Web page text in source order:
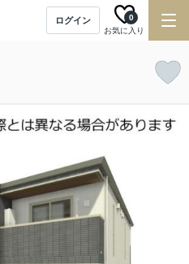
ログイン
お気に入り
0